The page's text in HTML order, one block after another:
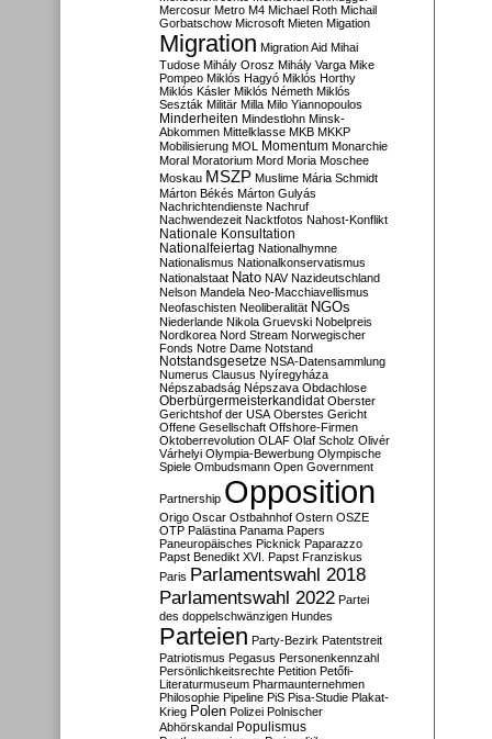
Mercosur Metro M4 Michael Roth Michail
Gorbatschow Microsoft Mieten Migation
Migration Migration Aid Mihai
Tudose Mihály Orosz Mihály Varga Mike
Pompeo Miklós Hagyó Miklós Horthy
Miklós Kásler Miklós Németh Miklós
Seszták Militär Milla Milo Yiannopoulos
Minderheiten Mindestlohn Minsk-
Abkommen Mittelklasse MKB MKKP
Mobilisierung MOL Momentum Monarchie
Moral Moratorium Mord Moria Moschee
Moskau MSZP Muslime Mária Schmidt
Márton Békés Márton Gulyás
Nachrichtendienste Nachruf
Nachwendezeit Nacktfotos Nahost-Konflikt
Nationale Konsultation
Nationalfeiertag Nationalhymne
Nationalismus Nationalkonservatismus
Nationalstaat Nato NAV Nazideutschland
Nelson Mandela Neo-Macchiavellismus
Neofaschisten Neoliberalität NGOs
Niederlande Nikola Gruevski Nobelpreis
Nordkorea Nord Stream Norwegischer
Fonds Notre Dame Notstand
Notstandsgesetze NSA-Datensammlung
Numerus Clausus Nyíregyháza
Népszabadság Népszava Obdachlose
Oberbürgermeisterkandidat Oberster
Gerichtshof der USA Oberstes Gericht
Offene Gesellschaft Offshore-Firmen
Oktoberrevolution OLAF Olaf Scholz Olivér
Várhelyi Olympia-Bewerbung Olympische
Spiele Ombudsmann Open Government
Partnership Opposition
Origo Oscar Ostbahnhof Ostern OSZE
OTP Palästina Panama Papers
Paneuropäisches Picknick Paparazzo
Papst Benedikt XVI. Papst Franziskus
Paris Parlamentswahl 2018
Parlamentswahl 2022 Partei
des doppelschwänzigen Hundes
Parteien Party-Bezirk Patentstreit
Patriotismus Pegasus Personenkennzahl
Persönlichkeitsrechte Petition Petőfi-
Literaturmuseum Pharmaunternehmen
Philosophie Pipeline PiS Pisa-Studie Plakat-
Krieg Polen Polizei Polnischer
Abhörskandal Populismus